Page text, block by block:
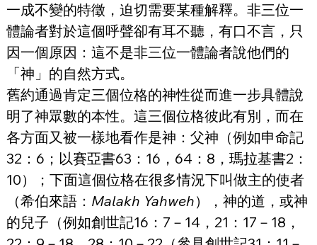
一成不變的特徵，迫切需要某種解釋。非三位一
體論者對於這個呼聲卻有耳不聽，有口不言，只
因一個原因：這不是非三位一體論者說他們的
「神」的自然方式。
舊約通過肯定三個位格的神性從而進一步具體說
明了神眾數的本性。這三個位格彼此有別，而在
各方面又被一樣地看作是神：父神（例如申命記
32：6；以賽亞書63：16，64：8，瑪拉基書2：
10）；下面這個位格在很多情況下叫做主的使者
（希伯來語： Malakh Yahweh），神的道，或神
的兒子（例如創世記16：7－14，21：17－18，